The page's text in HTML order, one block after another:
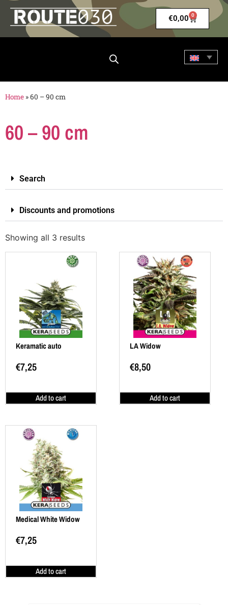
€0,00 0
Home »60 – 90 cm
60 – 90 cm
Search
Discounts and promotions
Showing all 3 results
Keramatic auto
€7,25
Add to cart
LA Widow
€8,50
Add to cart
Medical White Widow
€7,25
Add to cart